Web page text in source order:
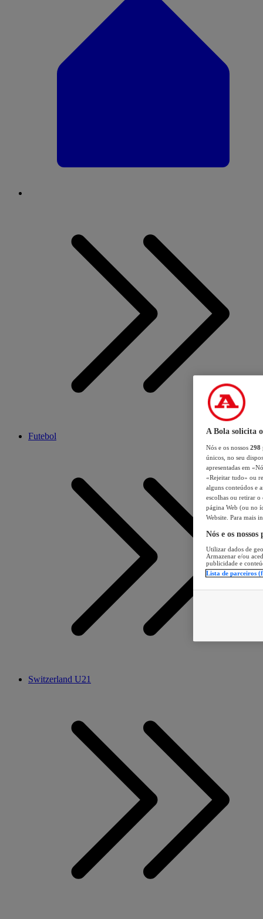
Futebol
Switzerland U21
A Bola solicita
Nós e os nossos 298
únicos, no seu
apresentadas em
«Rejeitar tudo» ou
alguns conteúdos e
escolhas ou retirar
página Web (ou no
Website. Para mais
Nós e os
Utilizar dados de
Armazenar e/ou
publicidade e
Lista de parceiros